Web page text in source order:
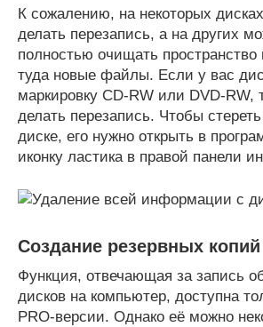
К сожалению, на некоторых
делать перезапись, а на других
полностью очищать пространство
туда новые файлы. Если у вас
маркировку CD-RW или DVD-RW,
делать перезапись. Чтобы
диске, его нужно открыть в
иконку ластика в правой панели
Создание резервных
Функция, отвечающая за запись
дисков на компьютер, доступна
PRO-версии. Однако её можно